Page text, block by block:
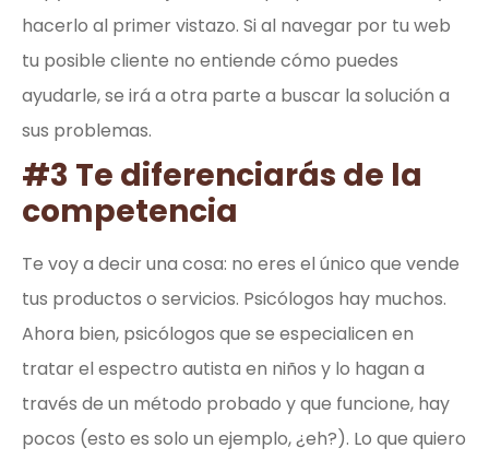
hacerlo al primer vistazo. Si al navegar por tu web
tu posible cliente no entiende cómo puedes
ayudarle, se irá a otra parte a buscar la solución a
sus problemas.
#3 Te diferenciarás de la
competencia
Te voy a decir una cosa: no eres el único que vende
tus productos o servicios. Psicólogos hay muchos.
Ahora bien, psicólogos que se especialicen en
tratar el espectro autista en niños y lo hagan a
través de un método probado y que funcione, hay
pocos (esto es solo un ejemplo, ¿eh?). Lo que quiero